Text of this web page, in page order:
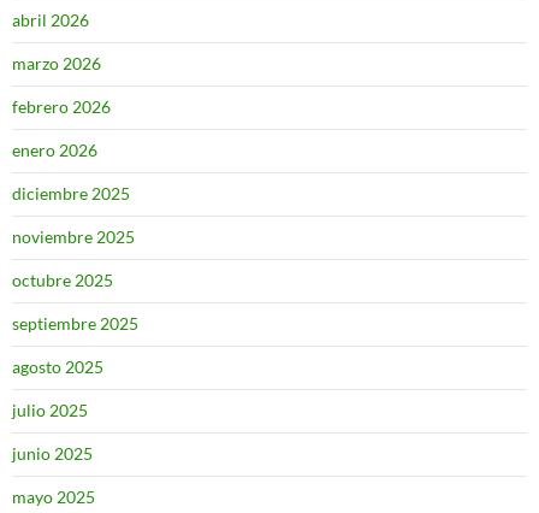
abril 2026
marzo 2026
febrero 2026
enero 2026
diciembre 2025
noviembre 2025
octubre 2025
septiembre 2025
agosto 2025
julio 2025
junio 2025
mayo 2025